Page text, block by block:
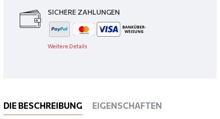
SICHERE ZAHLUNGEN
Weitere Details
DIE BESCHREIBUNG EIGENSCHAFTEN